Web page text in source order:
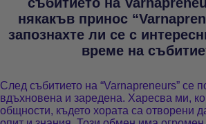
някакъв принос
запознахте ли се с
време на
След събитието на “Varnapreneurs” се
вдъхновена и заредена. Харесва ми,
общности, където хората са отворени